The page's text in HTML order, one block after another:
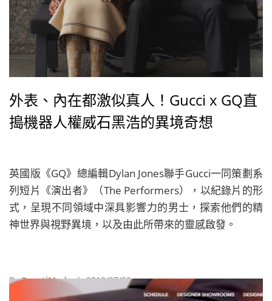
外表、內在都激似真人！Gucci x GQ直
搗機器人權威石黑浩的異境奇想
英國版《GQ》總編輯Dylan Jones聯手Gucci一同策劃系
列短片《演出者》（The Performers），以紀錄片的形
式，呈現不同領域中深具影響力的男士，探索他們的精
神世界與視野異境，以及由此所帶來的靈感啟發。
ByBeautiMode| 2018/07/20